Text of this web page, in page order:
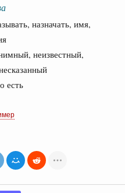
назначать, имя,
неизвестный,
есть